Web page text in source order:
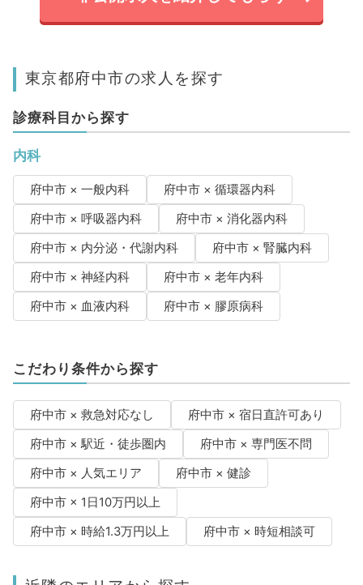
東京都府中市の求人を探す
診療科目から探す
内科
府中市 × 一般内科
府中市 × 循環器内科
府中市 × 呼吸器内科
府中市 × 消化器内科
府中市 × 内分泌・代謝内科
府中市 × 腎臓内科
府中市 × 神経内科
府中市 × 老年内科
府中市 × 血液内科
府中市 × 膠原病科
こだわり条件から探す
府中市 × 救急対応なし
府中市 × 宿日直許可あり
府中市 × 駅近・徒歩圏内
府中市 × 専門医不問
府中市 × 人気エリア
府中市 × 健診
府中市 × 1日10万円以上
府中市 × 時給1.3万円以上
府中市 × 時短相談可